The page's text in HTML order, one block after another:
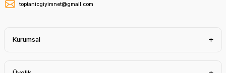
toptanicgiyimnet@gmail.com
Kurumsal